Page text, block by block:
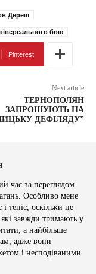
Дереш
бою
Pinterest
Next article
ТЕРНОПОЛЯН
ЗАПРОШУЮТЬ НА
ДЕФІЛЯДУ”
час за переглядом
Особливо мене
теніс, оскільки це
завжди тримають у
а найбільше
адже вони
і несподіваними